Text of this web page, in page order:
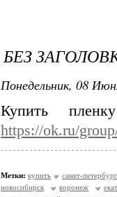
БЕЗ
Понедельник, 08
Купить
https://ok.ru/
Метки: купить
санкт-петербург
новосибирск
воронеж